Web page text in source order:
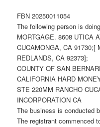
FBN 20250011054
The following person is
MORTGAGE. 8608 UTICA
CUCAMONGA, CA 91730;[
REDLANDS, CA 92373];
COUNTY OF SAN
CALIFORNIA HARD
STE 220MM RANCHO
INCORPORATION CA
The business is conducted
The registrant commenced